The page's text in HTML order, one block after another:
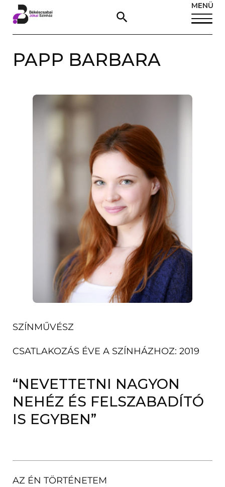
MENÜ
PAPP BARBARA
SZÍNMŰVÉSZ
CSATLAKOZÁS ÉVE A SZÍNHÁZHOZ: 2019
“NEVETTETNI NAGYON
NEHÉZ ÉS FELSZABADÍTÓ
IS EGYBEN”
AZ ÉN TÖRTÉNETEM